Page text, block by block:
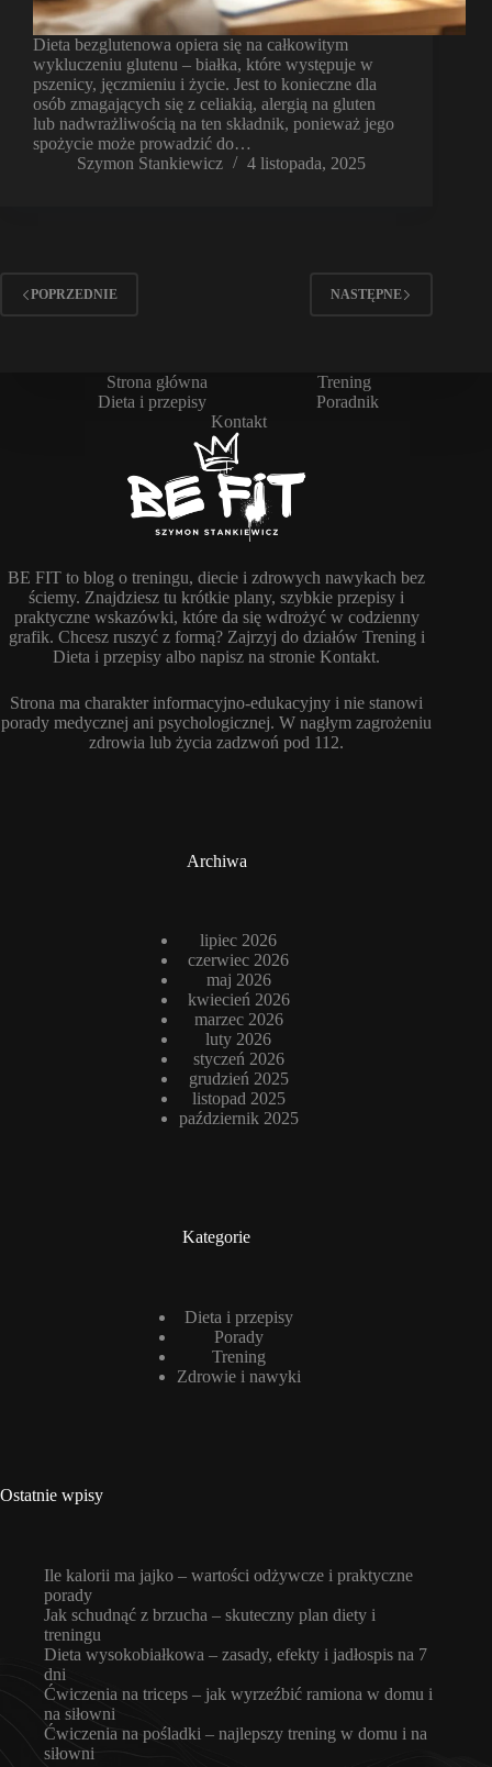
Dieta bezglutenowa opiera się na całkowitym
wykluczeniu glutenu – białka, które występuje w
pszenicy, jęczmieniu i życie. Jest to konieczne dla
osób zmagających się z celiakią, alergią na gluten
lub nadwrażliwością na ten składnik, ponieważ jego
spożycie może prowadzić do…
Szymon Stankiewicz
4 listopada, 2025
POPRZEDNIE NASTĘPNE
Strona główna
Trening
Dieta i przepisy
Poradnik
Kontakt
BE FIT to blog o treningu, diecie i zdrowych nawykach bez
ściemy. Znajdziesz tu krótkie plany, szybkie przepisy i
praktyczne wskazówki, które da się wdrożyć w codzienny
grafik. Chcesz ruszyć z formą? Zajrzyj do działów Trening i
Dieta i przepisy albo napisz na stronie Kontakt.
Strona ma charakter informacyjno-edukacyjny i nie stanowi
porady medycznej ani psychologicznej. W nagłym zagrożeniu
zdrowia lub życia zadzwoń pod 112.
Archiwa
lipiec 2026
czerwiec 2026
maj 2026
kwiecień 2026
marzec 2026
luty 2026
styczeń 2026
grudzień 2025
listopad 2025
październik 2025
Kategorie
Dieta i przepisy
Porady
Trening
Zdrowie i nawyki
Ostatnie wpisy
Ile kalorii ma jajko – wartości odżywcze i praktyczne
porady
Jak schudnąć z brzucha – skuteczny plan diety i
treningu
Dieta wysokobiałkowa – zasady, efekty i jadłospis na 7
dni
Ćwiczenia na triceps – jak wyrzeźbić ramiona w domu i
na siłowni
Ćwiczenia na pośladki – najlepszy trening w domu i na
siłowni